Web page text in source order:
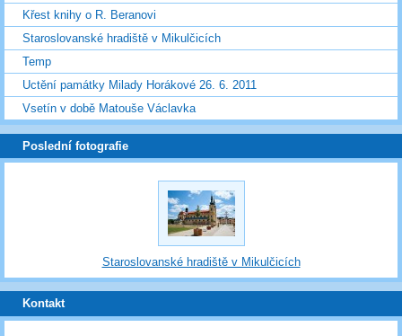
Křest knihy o R. Beranovi
Staroslovanské hradiště v Mikulčicích
Temp
Uctění památky Milady Horákové 26. 6. 2011
Vsetín v době Matouše Václavka
Poslední fotografie
Staroslovanské hradiště v Mikulčicích
Kontakt